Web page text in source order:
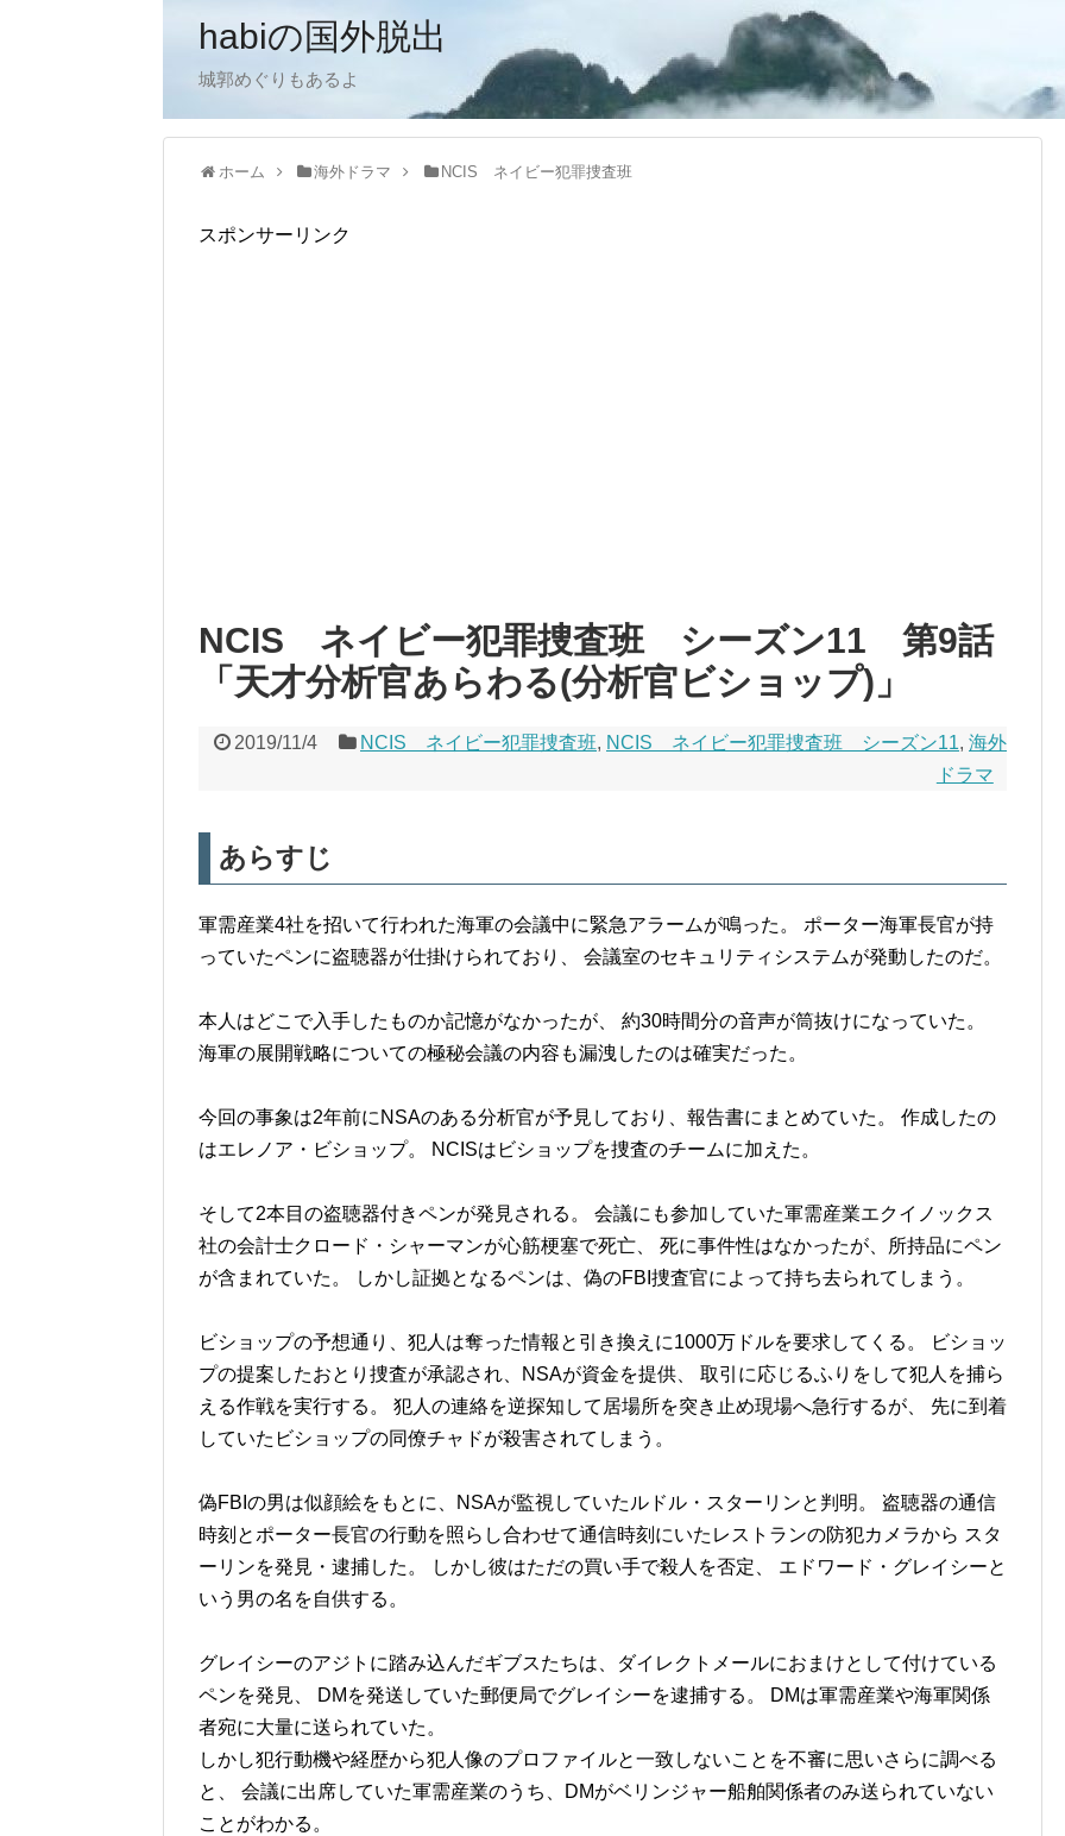
habiの国外脱出
城郭めぐりもあるよ
ホーム 海外ドラマ NCIS ネイビー犯罪捜査班
スポンサーリンク
NCIS ネイビー犯罪捜査班 シーズン11 第9話
「天才分析官あらわる(分析官ビショップ)」
2019/11/4 NCIS ネイビー犯罪捜査班, NCIS ネイビー犯罪捜査班 シーズン11, 海外
ドラマ
あらすじ
軍需産業4社を招いて行われた海軍の会議中に緊急アラームが鳴った。 ポーター海軍長官が持
っていたペンに盗聴器が仕掛けられており、 会議室のセキュリティシステムが発動したのだ。
本人はどこで入手したものか記憶がなかったが、 約30時間分の音声が筒抜けになっていた。
海軍の展開戦略についての極秘会議の内容も漏洩したのは確実だった。
今回の事象は2年前にNSAのある分析官が予見しており、報告書にまとめていた。 作成したの
はエレノア・ビショップ。 NCISはビショップを捜査のチームに加えた。
そして2本目の盗聴器付きペンが発見される。 会議にも参加していた軍需産業エクイノックス
社の会計士クロード・シャーマンが心筋梗塞で死亡、 死に事件性はなかったが、所持品にペン
が含まれていた。 しかし証拠となるペンは、偽のFBI捜査官によって持ち去られてしまう。
ビショップの予想通り、犯人は奪った情報と引き換えに1000万ドルを要求してくる。 ビショッ
プの提案したおとり捜査が承認され、NSAが資金を提供、 取引に応じるふりをして犯人を捕ら
える作戦を実行する。 犯人の連絡を逆探知して居場所を突き止め現場へ急行するが、 先に到着
していたビショップの同僚チャドが殺害されてしまう。
偽FBIの男は似顔絵をもとに、NSAが監視していたルドル・スターリンと判明。 盗聴器の通信
時刻とポーター長官の行動を照らし合わせて通信時刻にいたレストランの防犯カメラから スタ
ーリンを発見・逮捕した。 しかし彼はただの買い手で殺人を否定、 エドワード・グレイシーと
いう男の名を自供する。
グレイシーのアジトに踏み込んだギブスたちは、ダイレクトメールにおまけとして付けている
ペンを発見、 DMを発送していた郵便局でグレイシーを逮捕する。 DMは軍需産業や海軍関係
者宛に大量に送られていた。
しかし犯行動機や経歴から犯人像のプロファイルと一致しないことを不審に思いさらに調べる
と、 会議に出席していた軍需産業のうち、DMがベリンジャー船舶関係者のみ送られていない
ことがわかる。